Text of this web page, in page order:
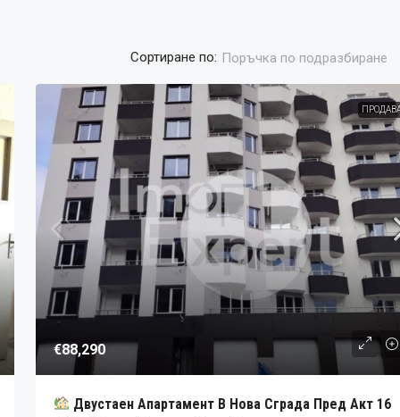
Сортиране по: Поръчка по подразбиране
€88,290
Двустаен Апартамент В Нова Сграда Пред Акт 16